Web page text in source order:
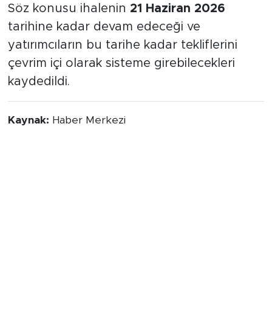
Söz konusu ihalenin 21 Haziran 2026
tarihine kadar devam edeceği ve
yatırımcıların bu tarihe kadar tekliflerini
çevrim içi olarak sisteme girebilecekleri
kaydedildi.
Kaynak: Haber Merkezi